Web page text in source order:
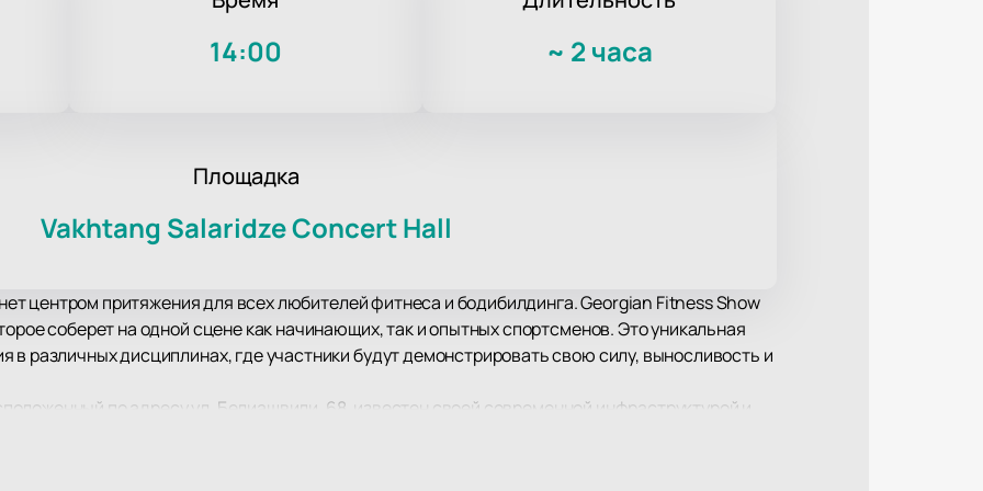
14:00 ~ 2 часа
Площадка
Vakhtang Salaridze Concert Hall
центром притяжения для всех любителей фитнеса и бодибилдинга. Georgian Fitness Show
соберет на одной сцене как начинающих, так и опытных спортсменов. Это уникальная
в различных дисциплинах, где участники будут демонстрировать свою силу, выносливость и
по адресу ул. Белиашвили, 68, известен своей современной инфраструктурой и